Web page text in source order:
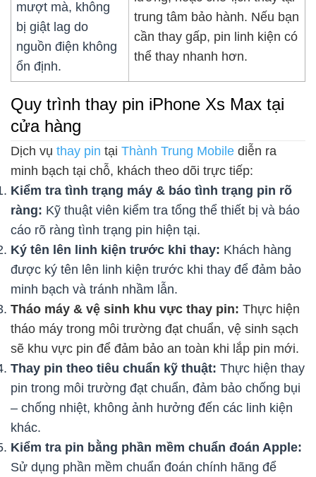
mượt mà, không
bị giật lag do
nguồn điện không
ổn định.
trung tâm bảo hành. Nếu bạn
cần thay gấp, pin linh kiện có
thể thay nhanh hơn.
Quy trình thay pin iPhone Xs Max tại
cửa hàng
Dịch vụ thay pin tại Thành Trung Mobile diễn ra
minh bạch tại chỗ, khách theo dõi trực tiếp:
Kiểm tra tình trạng máy & báo tình trạng pin rõ
ràng: Kỹ thuật viên kiểm tra tổng thể thiết bị và báo
cáo rõ ràng tình trạng pin hiện tại.
Ký tên lên linh kiện trước khi thay: Khách hàng
được ký tên lên linh kiện trước khi thay để đảm bảo
minh bạch và tránh nhầm lẫn.
Tháo máy & vệ sinh khu vực thay pin: Thực hiện
tháo máy trong môi trường đạt chuẩn, vệ sinh sạch
sẽ khu vực pin để đảm bảo an toàn khi lắp pin mới.
Thay pin theo tiêu chuẩn kỹ thuật: Thực hiện thay
pin trong môi trường đạt chuẩn, đảm bảo chống bụi
– chống nhiệt, không ảnh hưởng đến các linh kiện
khác.
Kiểm tra pin bằng phần mềm chuẩn đoán Apple:
Sử dụng phần mềm chuẩn đoán chính hãng để